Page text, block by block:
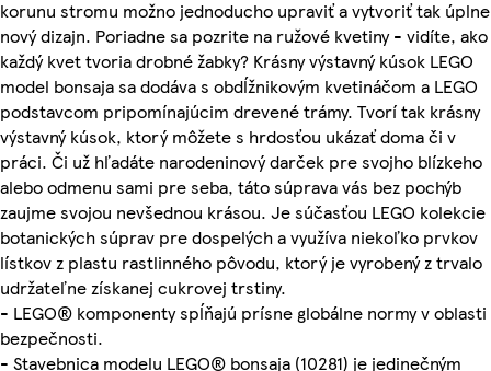
korunu stromu možno jednoducho upraviť a vytvoriť tak úplne
nový dizajn. Poriadne sa pozrite na ružové kvetiny - vidíte, ako
každý kvet tvoria drobné žabky? Krásny výstavný kúsok LEGO
model bonsaja sa dodáva s obdĺžnikovým kvetináčom a LEGO
podstavcom pripomínajúcim drevené trámy. Tvorí tak krásny
výstavný kúsok, ktorý môžete s hrdosťou ukázať doma či v
práci. Či už hľadáte narodeninový darček pre svojho blízkeho
alebo odmenu sami pre seba, táto súprava vás bez pochýb
zaujme svojou nevšednou krásou. Je súčasťou LEGO kolekcie
botanických súprav pre dospelých a využíva niekoľko prvkov
lístkov z plastu rastlinného pôvodu, ktorý je vyrobený z trvalo
udržateľne získanej cukrovej trstiny.
- LEGO® komponenty spĺňajú prísne globálne normy v oblasti
bezpečnosti.
- Stavebnica modelu LEGO® bonsaja (10281) je jedinečným